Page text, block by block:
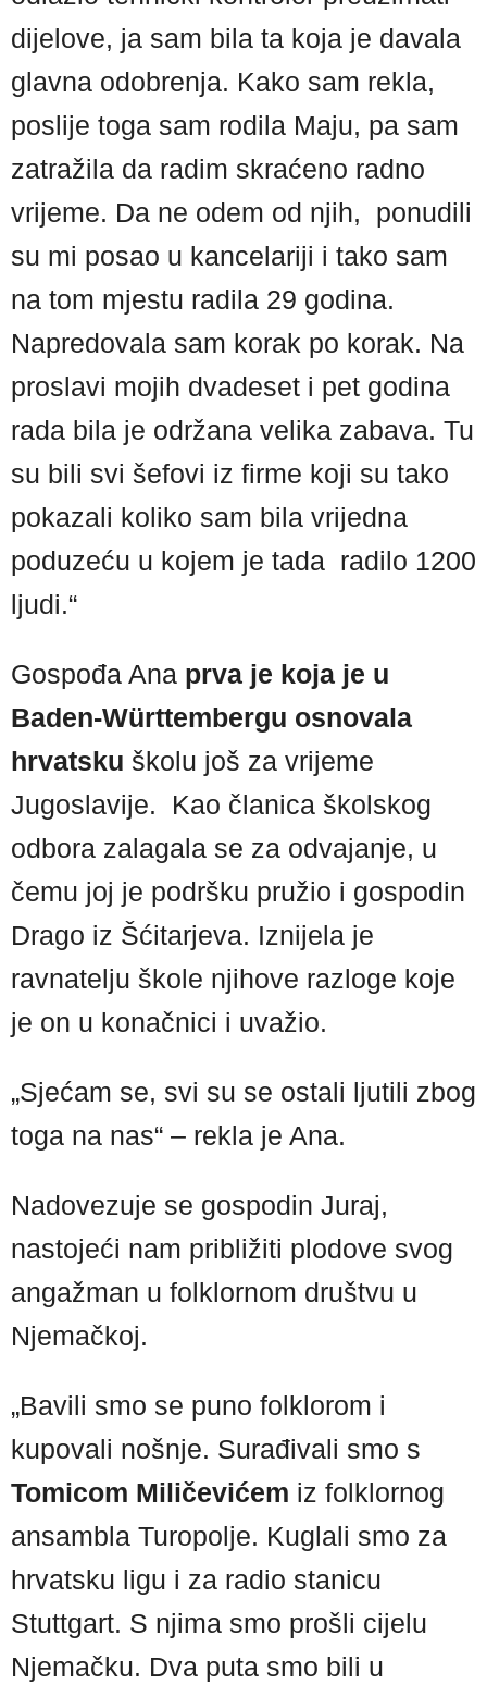
dijelove, ja sam bila ta koja je davala
glavna odobrenja. Kako sam rekla,
poslije toga sam rodila Maju, pa sam
zatražila da radim skraćeno radno
vrijeme. Da ne odem od njih, ponudili
su mi posao u kancelariji i tako sam
na tom mjestu radila 29 godina.
Napredovala sam korak po korak. Na
proslavi mojih dvadeset i pet godina
rada bila je održana velika zabava. Tu
su bili svi šefovi iz firme koji su tako
pokazali koliko sam bila vrijedna
poduzeću u kojem je tada radilo 1200
ljudi.“
Gospođa Ana prva je koja je u
Baden-Württembergu osnovala
hrvatsku školu još za vrijeme
Jugoslavije. Kao članica školskog
odbora zalagala se za odvajanje, u
čemu joj je podršku pružio i gospodin
Drago iz Šćitarjeva. Iznijela je
ravnatelju škole njihove razloge koje
je on u konačnici i uvažio.
„Sjećam se, svi su se ostali ljutili zbog
toga na nas“ – rekla je Ana.
Nadovezuje se gospodin Juraj,
nastojeći nam približiti plodove svog
angažman u folklornom društvu u
Njemačkoj.
„Bavili smo se puno folklorom i
kupovali nošnje. Surađivali smo s
Tomicom Miličevićem iz folklornog
ansambla Turopolje. Kuglali smo za
hrvatsku ligu i za radio stanicu
Stuttgart. S njima smo prošli cijelu
Njemačku. Dva puta smo bili u